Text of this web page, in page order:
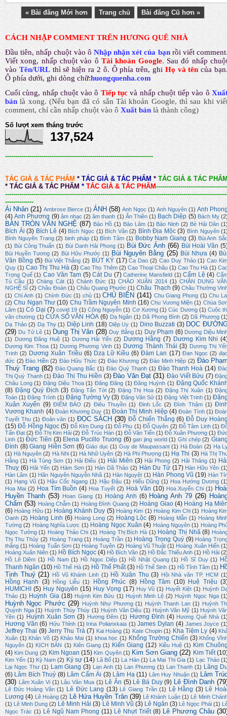
« Bài đăng Mới hơn Trang chủ Bài đăng Cũ hơn »
CÁCH NHẬP COMMENT TRÊN HƯƠNG QUÊ NHÀ
Đầu tiên, nhấp chuột vào ô Nhập nhận xét của bạn rồi viết comment
Viết xong, nhấp chuột vào ô Tài khoản Google. Sau đó nhấp
vào Tên/URL thì sẽ hiện ra 2 ô. Ô phía trên, ghi Họ và tên của
Ô phía dưới, ghi dòng chữ:huongquenha.com
Cuối cùng, nhấp chuột vào ô Tiếp tục và nhấp chuột tiếp vào ô
bản là xong.(Nếu bạn đã có sẵn Tài khoản Google, thì sau khi
comment, chỉ cần nhấp chuột vào ô Xuất bản là thành công)
Số lượt xem tháng trước
137,524
-------------------------------------------------------------------------
TÁC GIẢ & TÁC PHẨM * TÁC GIẢ & TÁC PHẨM * TÁC GIẢ & TÁC
* TÁC GIẢ & TÁC PHẨM * TÁC GIẢ & TÁC PHẨM-----------------------------------
--------------
Ái Nhân (21) Ambrose Bierce (1) ẢNH (58) Anh Ngọc (1) Anh Nguyên (1) Anh
(4) Anh Phương (9) âm nhạc (2) âm thanh (1) Ân Thiên (1) Bạch Diệp (5) Bách Mỵ
BÀN TRÒN VĂN NGHỆ (87) Bảo Hồ (1) Bảo Lâm (1) Bảo Ninh (2) Bé Hải Dân
Bích Ái (3) Bích Lê (4) Bích Ngọc (1) Bích Vân (2) Bình Địa Mộc (3) Bình Nguyên
Bình Nguyên Trang (2) binh pháp (1) Bình Tâm (1) Bobby Nam Giang (3) Bùi Anh
(1) Bùi Công Thuấn (1) Bùi Danh Hải Phong (1) Bùi Đức Ánh (66) Bùi Hoài Vân
Bùi Huyền Tương (2) Bùi Hữu Phước (1) Bùi Nguyên Bằng (25) Bùi Nhựa (4)
Văn Bồng (5) Bùi Việt Thắng (2) BÚT KÝ (17) Ca Dao (2) Cao Duy Thảo (1) Cao
Quy (1) Cao Thị Thu Hà (3) Cao Thọ Thêm (2) Cao Thoại Châu (1) Cao Thu Hà (1)
Trọng Quế (1) Cao Văn Tam (5) Cát Du (7) Catherine Mansfield (1) Cẩm Lệ (4)
Tú Cầu (1) Chàng Cát (1) Chánh Đức (1) CHÀO XUÂN 2014 (1) CHÂN DUNG
NGHỆ SĨ (2) Châu Đoàn (1) Châu Quang Phước (1) Châu Thạch (9) Châu Thường
(1) Chí Anh (1) Chính Đức (1) chủ (1) CHỦ BIÊN (141) Chu Giang Phong (1) Chu
(2) Chu Ngạn Thư (10) Chu Trầm Nguyên Minh (16) Chu Vương Miện (1) Chúa
Lâm (1) Cỏ Dại (7) covid 19 (1) Công Nguyễn (1) Cơ Xương (1) Cúc Dương (1) Cuộc
văn chương (1) CỬA SỔ VĂN HÓA (6) Dạ Ngân (1) Dã Phong Bình (2) Dã Phương
Dạ Thảo (2) Dạ Thy (1) Diệp Linh (18) Diệp Uy (1) Dino Buzzati (3) DỌC
(29) Du Tử Lê (1) Dung Thị Vân (28) Duy Bằng (1) Duy Phạm (6) Dương Diệu
(1)
Dương Đăng Huệ (1) Dương Hải Yến (2) Dương Hằng (7) Dương Kim Nhi
Dương Kim Thoa (1) Dương Phương Vinh (1) Dương Thành Thái (3) Dương Thị
Trinh (2) Dương Xuân Triều (6) Dzạ Lữ Kiều (6) Đàm Lan (17) Đan Ngọc (2)
đức (2) Đào Hiền (2) Đào Hữu Thức (2) Đào Khương (2) Đào Minh Hiệp (2) Đào
Thuỳ Trang (82) Đào Quang Bắc (1) Đào Quý Thạnh (1) Đào Thanh Hoà (14)
Thị Quý Thanh (1) Đào Thị Thu Hiền (3) Đào Văn Đạt (31) Đào Viết Bửu (7)
Châu Long (1) Đặng Diệu Thoa (1) Đăng Đăng (1) Đăng Huỳnh (1) Đặng Quốc
(8) Đặng Quý Địch (3) Đặng Tấn Tới (2) Đặng Thị Hoa (2) Đặng Thị Xuân (1)
Toán (1) Đăng Trình (1) Đặng Tường Vy (3) Đặng Văn Sử (1) Đặng Việt Trinh (1)
Xuân Xuyến (9) ĐIỂM BÁO (2) Điêu Thuyền (1) Đinh Lốc (2) Đình Thậm (1)
Vương Khanh (4) Đoàn Khương Duy (1) Đoàn Thị Minh Hiệp (4) Đoàn Tình (1)
Tuyết Thu (1) Đoản văn (1) ĐỌC SÁCH (30) Đỗ Chiến Thắng (6) Đỗ Duy
(15) Đỗ Hồng Ngọc (5) Đỗ KIm Dung (1) Đỗ Phu (1) Đỗ Quyên (2) Đỗ Tâm Linh (1)
Tấn Đạt (2) Đỗ Thị Kim Hải (2) Đỗ Trúc Hàn (1) Đỗ Văn Tiến (1) Đỗ Xuân Phương (1)
Linh (1) Đức Tiên (3) Elena Pucillo Truong (6) gan jing world (1) Ghi chép (2)
Đình (8) Giang Hiền Sơn (6) Giáo dục (1) Guy de Maupassant (1) Hà Đoàn (2) Hạ
(1) Hà Nguyên (2) Hà Nhi (1) Hà Nhữ Uyên (2) Hà Phi Phượng (1) Hạ Thi (3) Hà Thị
Hằng (1) Hà Tùng Sơn (1) Hải Điểu (1) Hải Miên (3) Hải Phong (2) Hải Thăng (1)
Thuỵ (6) Hải Yến (2) Hàm Sơn (1) Hàn Dã Thảo (2) Hàn Du Tử (17) Hàn Hữu Yên
Hàn Lâm (1) Hãn Nguyên Nguyễn Nhã (1) Hàn Nguyệt (1) Hàn Phong Vũ (19) Hàn
(1) Hạng Vũ (1) Hậu Cốc Ngang (1) Hậu Đậu (1) Hiếu Dũng (1) Hoa Hướng Dương
Hoa Mai (2) Hoa Tím Buồn (4) Hoa Tuyết (2) Hoà Văn (10) Hoa Xuyến Chi (1)
Huyền Thanh (53) Hoan Giang (1) Hoàng Anh (6) Hoàng Anh 79 (26)
Chẩm (53) Hoàng Chẫm (1) Hoàng Đình Quang (2) Hoàng Giao (4) Hoàng Hạ
(6) Hoàng Hữu (1) Hoàng Khánh Duy (5) Hoàng Kim (1) Hoàng Kim Chi (1) Hoàng
Oanh (2) Hoàng Linh (6) Hoàng Long (2) Hoàng Lộc (8) Hoàng Mẫn (1) Hoàng
Tường (2) Hoàng Nghĩa Lược (1) Hoàng Ngọc Xuân (4) Hoàng Nguyên (1) Hoàng
Ngọc Tường (1) Hoàng Thảo Chi (1) Hoàng Thị Bích Hà (1) Hoàng Thị Nhã (8)
Thị Thu Thủy (2) Hoàng Trang (1) Hoàng Trần (1) Hoàng Trọng Quý (9) Hoàng
thắng (1) Hoàng Tuấn Sơn (1) Hoàng Tuyên (2) Hoàng Vũ Thuật (1) Hoàng Xuân Hiến
Hoàng Xuân Niên (1) Hồ Bích Ngọc (4) Hồ Bích Vân (2) Hồ Đắc Thiếu Anh (1) Hồ Hải
Hồ Lê Diêm (1) Hồ Nam (1) Hồ Ngọc Diệp (1) Hồ Nhật Quang (1) Hồ Sĩ Duy (1)
Thanh Ngân (10) Hồ Thế Hà (2) Hồ Thế Phất (3) Hồ Thế Sinh (1) Hồ Tĩnh Tâm (1)
Tịnh Thuỷ (21) Hồ Vũ Khánh Linh (1) Hồ Xuân Thu (3) Hội Nhà văn TP. HCM
Hồng Hạnh (3) Hồng Liễu (1) Hồng Phúc (8) Hồng Tâm (10) Huệ Triệu
HUMICHI
(5) Huy Nguyên (15) Huy Vọng (17) Huy Vũ (1) Huyết Kiệt (1) Huỳnh
Thảo (1) Huỳnh Gia (18) Huỳnh Kim Bửu (1) Huỳnh Minh Lệ (2) Huỳnh Ngọc Nga
Huỳnh Ngọc Phước (29) Huỳnh Như Phương (1) Huỳnh Thanh Lan (1)
Huỳnh
Quỳnh Nga (1) Huỳnh Thúy Thúy (1) Huỳnh Văn Diệu (1) Huỳnh Văn Mỹ (1) Huỳnh
Yên (1) Huỳnh Xuân Sơn (3) Hương Đêm (1) Hương Đình (4) Hương Quê Nhà
Hương Văn (6) Hửu Thỉnh (1) Irina Polianxkaia (1) James Dylan (4) James Joyce
Jeffrey Thai (9) Jerry Thu Trà (7) Kai Hoàng (1) Kate Chopin (1) Kha Tiệm Ly (4)
Xuân (1) Khán Võ (2) Khảo Mai (1) khoa học (1) Khổng Trường Chiến (3) Khổng
Nguyên (1) KỊCH BẢN (1) Kiên Giang (1) Kiến Giang (12) Kiều Huệ (1) Kim
(4) Kim Dung (2) Kim Ngoan (15) Kim Quyên (1) Kim Sơn Giang (22) Kim Tiết
Kim Yến (1) Kỳ Nam (2) Ký sự (14) Lã Bố (1) La Hán (1) La Mai Thi Gia (1) Lạc Thảo
Lại Ngọc Thư (1) Lam Giang (3) Lan Anh (1) Lan Phương (1) Lan Thanh (1) Lãng
(6) Lâm Bích Thuỷ (8) Lâm Cẩm Ái (3) Lâm Hạ (11) Lâm Huy Nhuận (1) Lâm
(30) Lâm Xuân Vi (1) Lâu Văn Mua (1) Lê Ân (5) Lê Bá Duy (9) Lê Đình Danh
Lê Đức Hoàng Vân (1) Lê Đức Lang (13) Lê Giang Trần (1) Lệ Hằng (3) Lê
Lương (4) Lê Hoàng (2) Lê Hứa Huyền Trân (39) Lê Khánh Luận (1) Lê Minh
(1) Lê Minh Dung (2) Lê Minh Hải (3) Lê Minh Vũ (3) Lê Ngân (3) Lê Ngọc Phái (1)
Ngọc Trác (1) Lê Ngũ Nam Phong (11) Lê Nhựt Triết (8) Lê Phương Châu